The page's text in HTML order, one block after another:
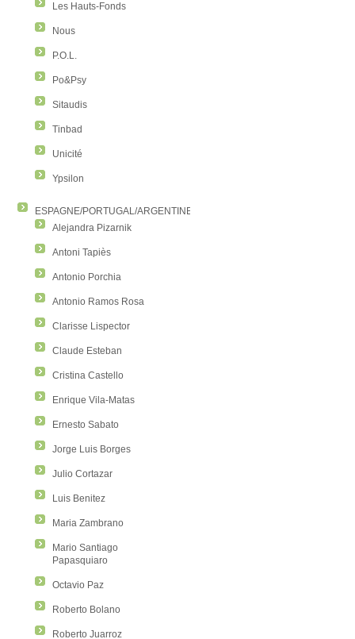
Les Hauts-Fonds
Nous
P.O.L.
Po&Psy
Sitaudis
Tinbad
Unicité
Ypsilon
ESPAGNE/PORTUGAL/ARGENTINE/COLOMBIE
Alejandra Pizarnik
Antoni Tapiès
Antonio Porchia
Antonio Ramos Rosa
Clarisse Lispector
Claude Esteban
Cristina Castello
Enrique Vila-Matas
Ernesto Sabato
Jorge Luis Borges
Julio Cortazar
Luis Benitez
Maria Zambrano
Mario Santiago
Papasquiaro
Octavio Paz
Roberto Bolano
Roberto Juarroz